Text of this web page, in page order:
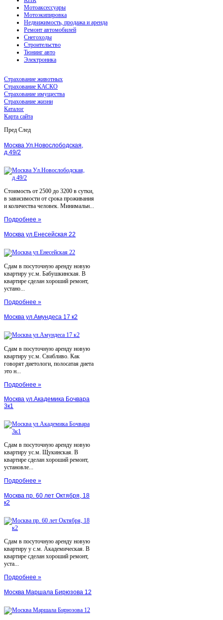
Мотоаксессуары
Мотоэкипировка
Недвижимость, продажа и аренда
Ремонт автомобилей
Снегоходы
Строительство
Тюнинг авто
Электроника
Страхование животных
Страхование КАСКО
Страхование имущества
Страхование жизни
Каталог
Карта сайта
Пред След
Москва Ул.Новослободская,
д.49/2
Стоимость от 2500 до 3200 в сутки,
в зависимости от срока проживания
и количества человек. Минимальн...
Подробнее »
Москва ул.Енесейская 22
Сдам в посуточную аренду новую
квартиру ус.м. Бабушкинская. В
квартире сделан хороший ремонт,
устано...
Подробнее »
Москва ул.Амундеса 17 к2
Сдам в посуточную аренду новую
квартиру ус.м. Свибливо. Как
говорят диетологи, полосатая диета
это н...
Подробнее »
Москва ул.Академика Бочвара
3к1
Сдам в посуточную аренду новую
квартиру ус.м. Щукинская. В
квартире сделан хороший ремонт,
установле...
Подробнее »
Москва пр. 60 лет Октября, 18
к2
Сдам в посуточную аренду новую
квартиру у с.м. Академическая. В
квартире сделан хороший ремонт,
уста...
Подробнее »
Москва Маршала Бирюзова 12